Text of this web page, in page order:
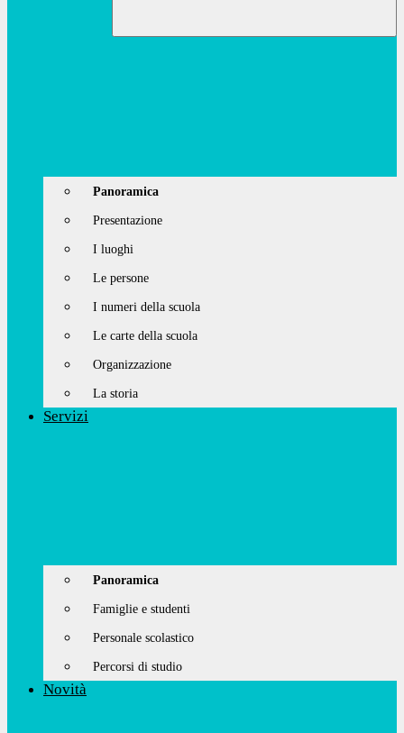
Panoramica
Presentazione
I luoghi
Le persone
I numeri della scuola
Le carte della scuola
Organizzazione
La storia
Servizi
Panoramica
Famiglie e studenti
Personale scolastico
Percorsi di studio
Novità